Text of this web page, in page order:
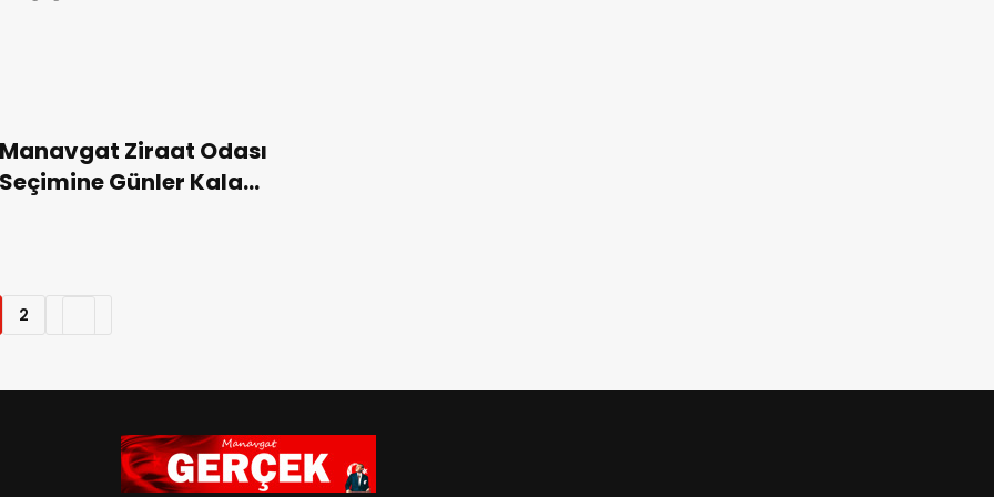
Manavgat Ziraat Odası
Seçimine Günler Kala…
2